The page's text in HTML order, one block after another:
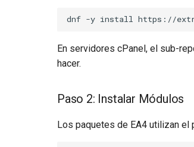
dnf -y install
En servidores cPanel, el sub-
hacer.
Paso 2: Instalar Módulos
Los paquetes de EA4 utilizan el